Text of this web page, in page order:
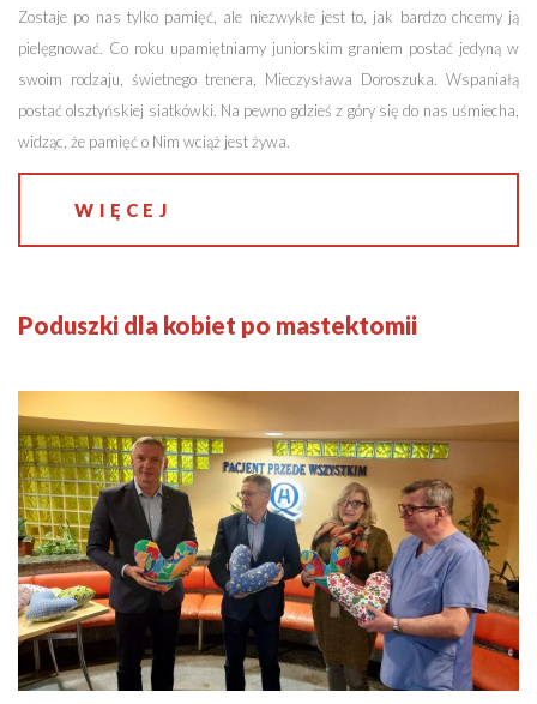
Zostaje po nas tylko pamięć, ale niezwykłe jest to, jak bardzo chcemy ją
pielęgnować. Co roku upamiętniamy juniorskim graniem postać jedyną w
swoim rodzaju, świetnego trenera, Mieczysława Doroszuka. Wspaniałą
postać olsztyńskiej siatkówki. Na pewno gdzieś z góry się do nas uśmiecha,
widząc, że pamięć o Nim wciąż jest żywa.
WIĘCEJ
Poduszki dla kobiet po mastektomii